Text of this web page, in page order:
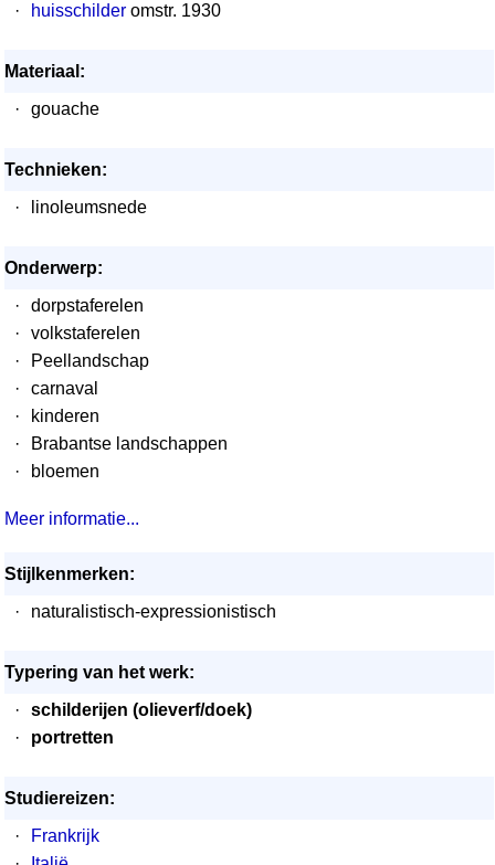
·
huisschilder omstr. 1930
Materiaal:
·
gouache
Technieken:
·
linoleumsnede
Onderwerp:
·
dorpstaferelen
·
volkstaferelen
·
Peellandschap
·
carnaval
·
kinderen
·
Brabantse landschappen
·
bloemen
Meer informatie...
Stijlkenmerken:
·
naturalistisch-expressionistisch
Typering van het werk:
·
schilderijen (olieverf/doek)
·
portretten
Studiereizen:
·
Frankrijk